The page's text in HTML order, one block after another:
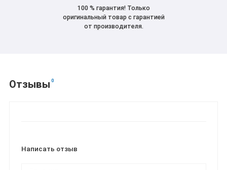
100 % гарантия! Только
оригинальный товар с гарантией
от производителя.
Отзывы 0
Написать отзыв